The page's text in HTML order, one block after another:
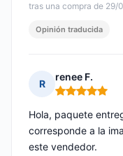
tras una compra de 29/
Opinión traducida
R
renee F.
Nota: 5 de 5
Hola, paquete
corresponde a la
este vendedor.